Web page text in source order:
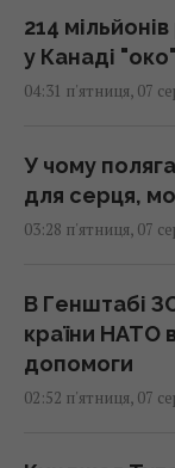
214
у Канаді
04:31 п'ятниця, 07
У чому
для серця,
03:28 п'ятниця, 07
В Генштабі
країни НАТО
допомоги
02:52 п'ятниця, 07